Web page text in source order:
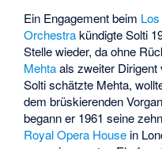
Ein Engagement beim
Orchestrakündigte Solti
Stelle wieder, da ohne
Mehtaals zweiter Dirigent
Solti schätzte Mehta,
dem brüskierenden
begann er 1961 seine
Royal Opera House in